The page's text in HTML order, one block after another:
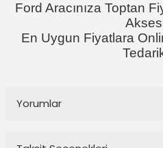
Ford Aracınıza Toptan
En Uygun Fiyatlara
Yorumlar